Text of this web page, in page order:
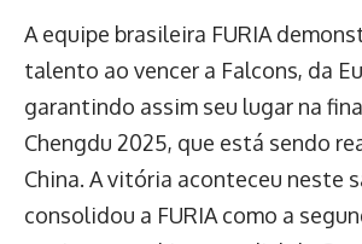
A equipe brasileira FURIA
talento ao vencer a Falcons, da
garantindo assim seu lugar na
Chengdu 2025, que está sendo
China. A vitória aconteceu neste
consolidou a FURIA como a